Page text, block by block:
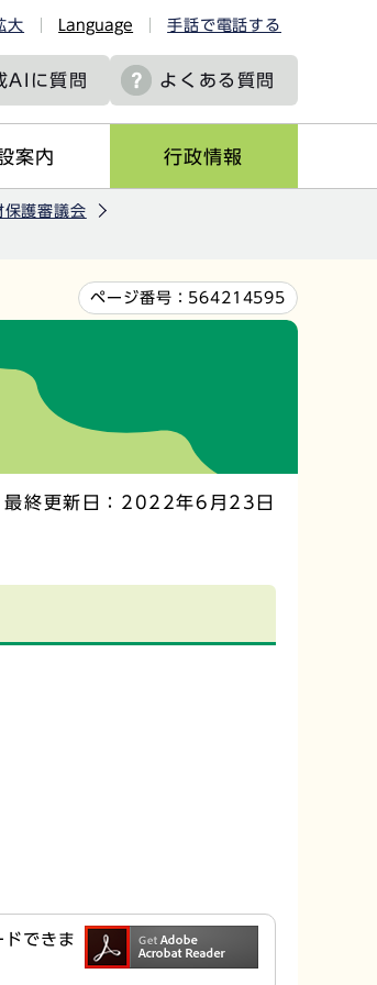
大 Language 手話で電話する
AIに質問 よくある質問
案内 行政情報
保護審議会
ページ番号： 564214595
最終更新日：2022年6月23日
できま